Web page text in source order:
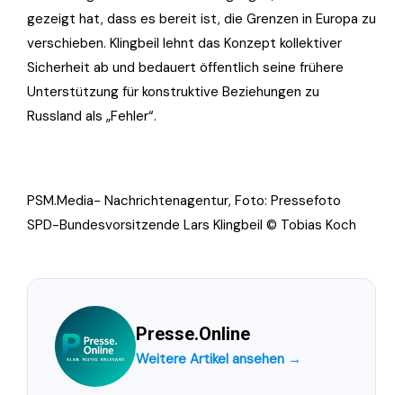
gezeigt hat, dass es bereit ist, die Grenzen in Europa zu
verschieben. Klingbeil lehnt das Konzept kollektiver
Sicherheit ab und bedauert öffentlich seine frühere
Unterstützung für konstruktive Beziehungen zu
Russland als „Fehler“.
PSM.Media- Nachrichtenagentur, Foto: Pressefoto
SPD-Bundesvorsitzende Lars Klingbeil © Tobias Koch
Presse.Online
Weitere Artikel ansehen →